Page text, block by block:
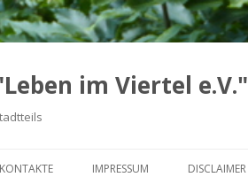
im Viertel e.V."
Inhalt
KONTAKTE IMPRESSUM DISCLAIMER